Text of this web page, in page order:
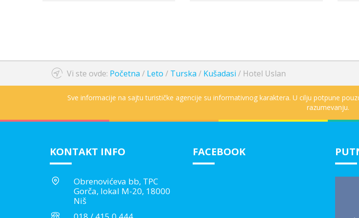
Vi ste ovde: Početna / Leto / Turska / Kušadasi / Hotel Uslan
Sve informacije na sajtu turističke agencije su informativnog karaktera. U cilju potpune
razumevanju.
KONTAKT INFO
Obrenovićeva bb, TPC
Gorča, lokal M-20, 18000
Niš
FACEBOOK